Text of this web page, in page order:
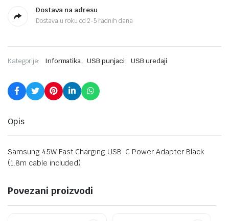
Dostava na adresu
Dostava u roku od 2-5 radnih dana
Kategorije: Informatika, USB punjaci, USB uredaji
Opis
Samsung 45W Fast Charging USB-C Power Adapter Black
(1.8m cable included)
Povezani proizvodi